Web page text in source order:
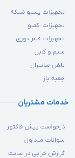
تجهیزات پسیو شبکه
تجهیزات اکتیو
تجهیزات فیبر نوری
سیم و کابل
تلفن سانترال
جعبه باز
خدمات مشتریان
درخواست پیش فاکتور
سوالات متداول
گزارش خرابی در سایت